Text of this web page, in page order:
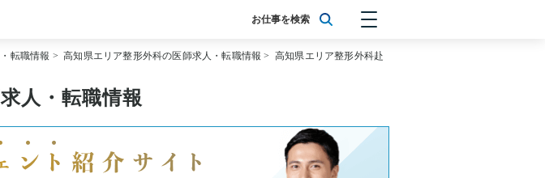
お仕事を検索
から探す
から探す
から探す
情報
ポリシー
転職情報 >高知県エリア整形外科の医師求人・転職情報 >高知県エリア整形外科赴
人・転職情報